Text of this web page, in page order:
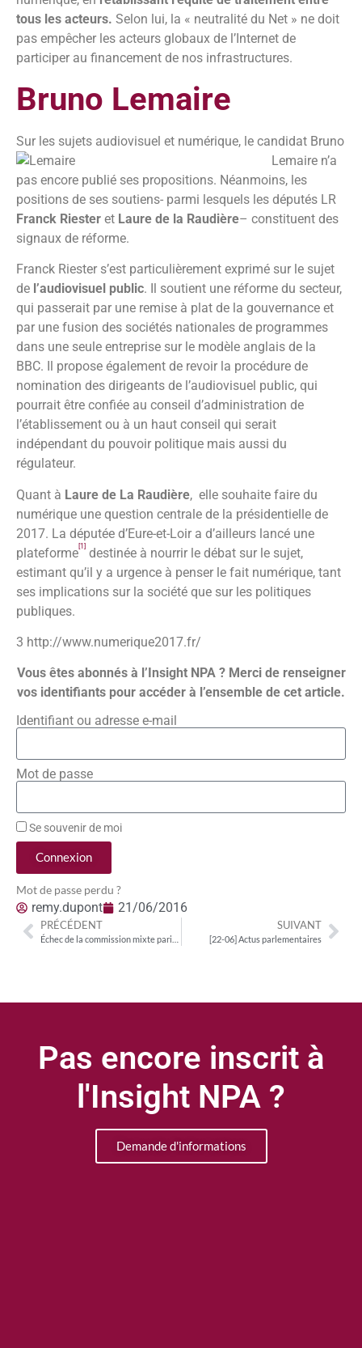
tous les acteurs. Selon lui, la « neutralité du Net » ne doit
pas empêcher les acteurs globaux de l’Internet de
participer au financement de nos infrastructures.
Bruno Lemaire
Sur les sujets audiovisuel et numérique, le candidat Bruno
Lemaire n’a
pas encore publié ses propositions. Néanmoins, les
positions de ses soutiens- parmi lesquels les députés LR
Franck Riester et Laure de la Raudière– constituent des
signaux de réforme.
Franck Riester s’est particulièrement exprimé sur le sujet
de l’audiovisuel public. Il soutient une réforme du secteur,
qui passerait par une remise à plat de la gouvernance et
par une fusion des sociétés nationales de programmes
dans une seule entreprise sur le modèle anglais de la
BBC. Il propose également de revoir la procédure de
nomination des dirigeants de l’audiovisuel public, qui
pourrait être confiée au conseil d’administration de
l’établissement ou à un haut conseil qui serait
indépendant du pouvoir politique mais aussi du
régulateur.
Quant à Laure de La Raudière, elle souhaite faire du
numérique une question centrale de la présidentielle de
2017. La députée d’Eure-et-Loir a d’ailleurs lancé une
plateforme[1] destinée à nourrir le débat sur le sujet,
estimant qu’il y a urgence à penser le fait numérique, tant
ses implications sur la société que sur les politiques
publiques.
3 http://www.numerique2017.fr/
Vous êtes abonnés à l’Insight NPA ? Merci de renseigner
vos identifiants pour accéder à l’ensemble de cet article.
Identifiant ou adresse e-mail
Mot de passe
Se souvenir de moi
Connexion
Mot de passe perdu ?
remy.dupont 21/06/2016
PRÉCÉDENT SUIVANT
[22-06] Actus parlementaires
Pas encore inscrit à
l'Insight NPA ?
Demande d'informations